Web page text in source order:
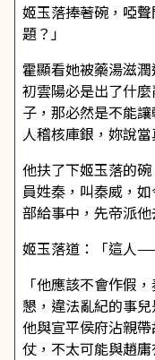
姬玉落捧著碗，啞
題？」
霍顯看她被藥湯滋
初雲陽必是出了什
子，那必然是不能
人稽核庫銀，妳說當
他扶了下姬玉落的
員姓秦，叫秦威，
部給事中，先帝派他
姬玉落道：「這人
「他應該不會作假
懇，違法亂紀的事
他與宣平侯府沾親
仗，不太可能與趙庸